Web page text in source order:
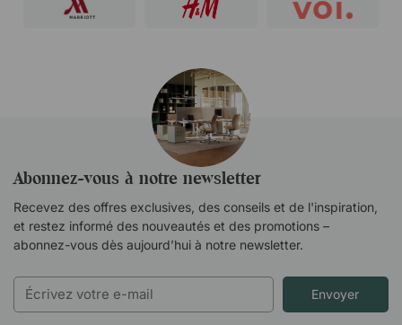
Abonnez-vous à notre newsletter
Recevez des offres exclusives, des conseils et de l'inspiration,
et restez informé des nouveautés et des promotions –
abonnez-vous dès aujourd’hui à notre newsletter.
Envoyer